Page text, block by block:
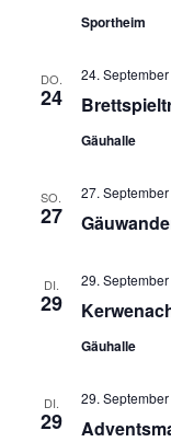
Sportheim
DO.
24
24.
Gäuhalle
SO.
27
27.
DI.
29
29.
Gäuhalle
DI.
29
29.